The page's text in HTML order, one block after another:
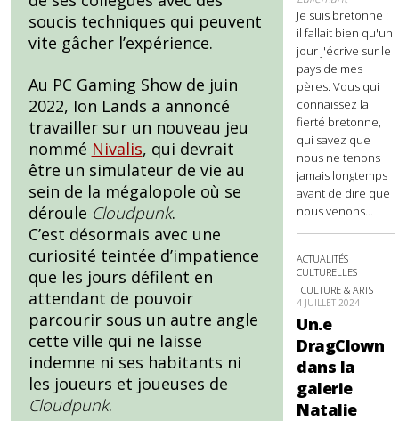
soucis techniques qui peuvent
vite gâcher l’expérience.
Au PC Gaming Show de juin
2022, Ion Lands a annoncé
travailler sur un nouveau jeu
nommé Nivalis, qui devrait
être un simulateur de vie au
sein de la mégalopole où se
déroule Cloudpunk.
C’est désormais avec une
curiosité teintée d’impatience
que les jours défilent en
attendant de pouvoir
parcourir sous un autre angle
cette ville qui ne laisse
indemne ni ses habitants ni
les joueurs et joueuses de
Cloudpunk.
Je suis bretonne :
il fallait bien qu'un
jour j'écrive sur le
pays de mes
pères. Vous qui
connaissez la
fierté bretonne,
qui savez que
nous ne tenons
jamais longtemps
avant de dire que
nous venons...
ACTUALITÉS
CULTURELLES
CULTURE & ARTS
4 JUILLET 2024
Un.e
DragClown
dans la
galerie
Natalie